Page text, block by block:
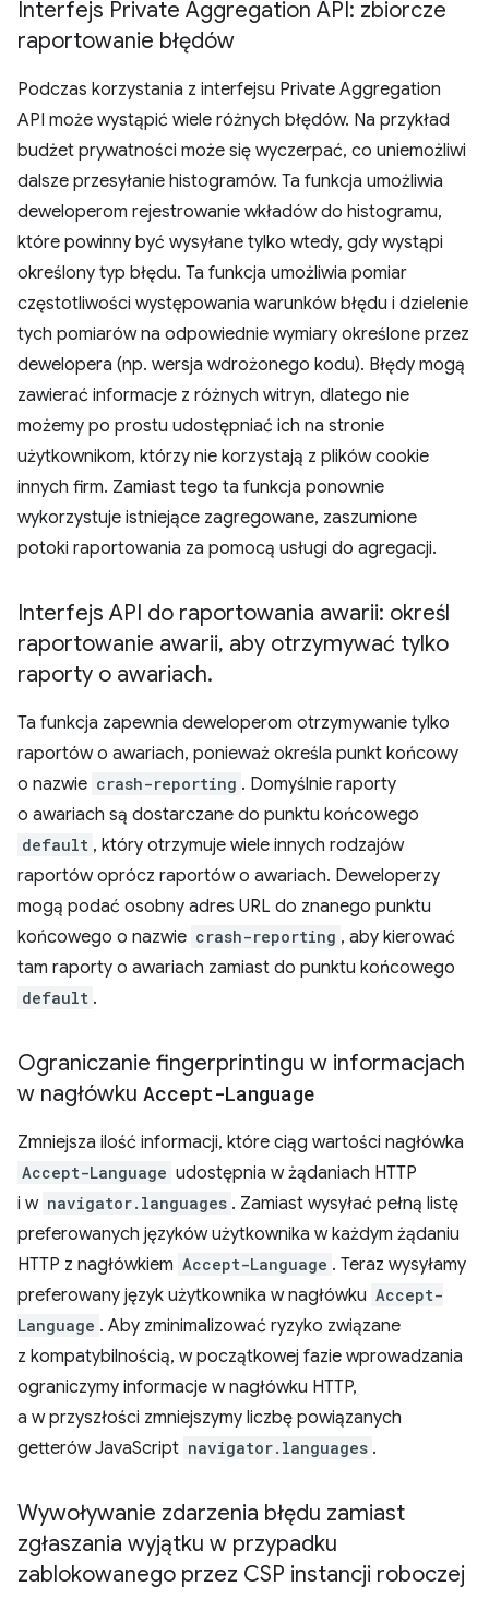
Interfejs Private Aggregation API: zbiorcze
raportowanie błędów
Podczas korzystania z interfejsu Private Aggregation
API może wystąpić wiele różnych błędów. Na przykład
budżet prywatności może się wyczerpać, co uniemożliwi
dalsze przesyłanie histogramów. Ta funkcja umożliwia
deweloperom rejestrowanie wkładów do histogramu,
które powinny być wysyłane tylko wtedy, gdy wystąpi
określony typ błędu. Ta funkcja umożliwia pomiar
częstotliwości występowania warunków błędu i dzielenie
tych pomiarów na odpowiednie wymiary określone przez
dewelopera (np. wersja wdrożonego kodu). Błędy mogą
zawierać informacje z różnych witryn, dlatego nie
możemy po prostu udostępniać ich na stronie
użytkownikom, którzy nie korzystają z plików cookie
innych firm. Zamiast tego ta funkcja ponownie
wykorzystuje istniejące zagregowane, zaszumione
potoki raportowania za pomocą usługi do agregacji.
Interfejs API do raportowania awarii: określ
raportowanie awarii, aby otrzymywać tylko
raporty o awariach.
Ta funkcja zapewnia deweloperom otrzymywanie tylko
raportów o awariach, ponieważ określa punkt końcowy
o nazwie crash-reporting . Domyślnie raporty
o awariach są dostarczane do punktu końcowego
default , który otrzymuje wiele innych rodzajów
raportów oprócz raportów o awariach. Deweloperzy
mogą podać osobny adres URL do znanego punktu
końcowego o nazwie crash-reporting , aby kierować
tam raporty o awariach zamiast do punktu końcowego
default .
Ograniczanie fingerprintingu w informacjach
w nagłówku Accept-Language
Zmniejsza ilość informacji, które ciąg wartości nagłówka
Accept-Language udostępnia w żądaniach HTTP
i w navigator.languages . Zamiast wysyłać pełną listę
preferowanych języków użytkownika w każdym żądaniu
HTTP z nagłówkiem Accept-Language . Teraz wysyłamy
preferowany język użytkownika w nagłówku Accept-
Language . Aby zminimalizować ryzyko związane
z kompatybilnością, w początkowej fazie wprowadzania
ograniczymy informacje w nagłówku HTTP,
a w przyszłości zmniejszymy liczbę powiązanych
getterów JavaScript navigator.languages .
Wywoływanie zdarzenia błędu zamiast
zgłaszania wyjątku w przypadku
zablokowanego przez CSP instancji roboczej